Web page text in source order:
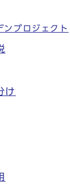
ンプロジェクト
け